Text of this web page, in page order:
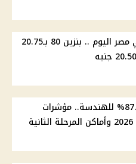
أسعار الوقود في مصر اليوم .. بنزين 80 بـ20.75
92.8% للطب و87.9% للهندسة.. مؤشرات